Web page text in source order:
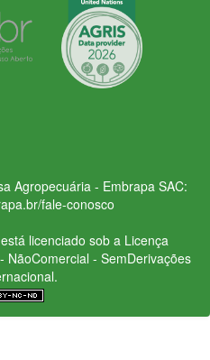
Agropecuária - Embrapa SAC:
fale-conosco
licenciado sob a Licença
NãoComercial - SemDerivações